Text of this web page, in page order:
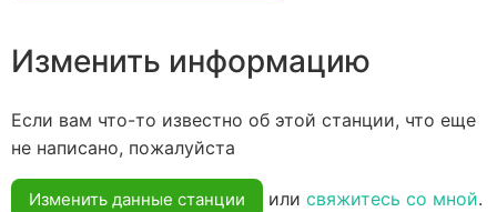
Изменить информацию
Если вам что-то известно об этой станции, что еще
не написано, пожалуйста
Изменить данные станции или свяжитесь со мной.